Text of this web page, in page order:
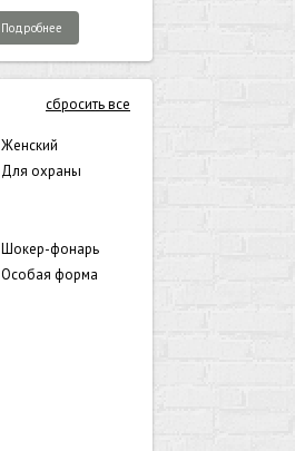
Подробнее
сбросить все
Женский
Для охраны
Шокер-фонарь
Особая форма